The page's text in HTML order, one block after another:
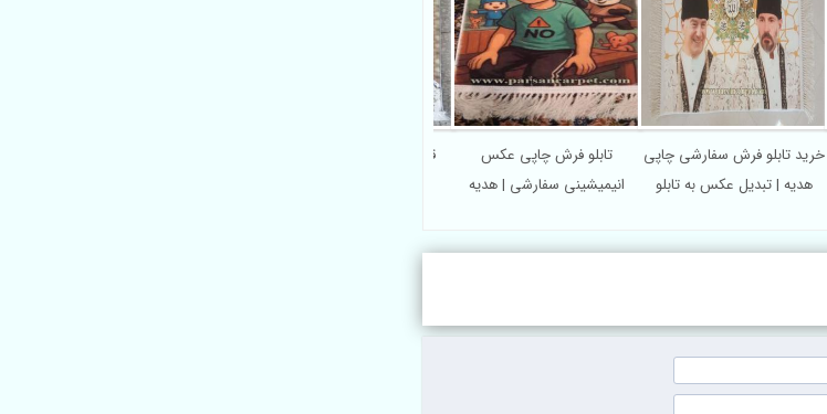
تابلو فرش چاپی عکس
انیمیشینی سفارشی | هدیه
خرید تابلو فرش سفارشی چاپی
هدیه | تبدیل عکس به تابلو